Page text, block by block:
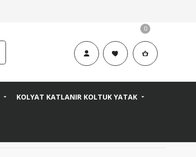
0
KOLYAT KATLANIR KOLTUK YATAK